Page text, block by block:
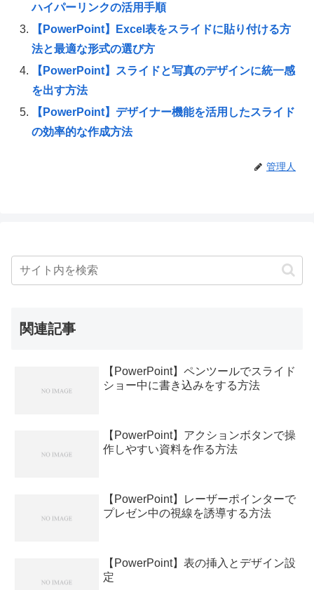
ハイパーリンクの活用手順
【PowerPoint】Excel表をスライドに貼り付ける方
法と最適な形式の選び方
【PowerPoint】スライドと写真のデザインに統一感
を出す方法
【PowerPoint】デザイナー機能を活用したスライド
の効率的な作成方法
管理人
関連記事
【PowerPoint】ペンツールでスライド
ショー中に書き込みをする方法
【PowerPoint】アクションボタンで操
作しやすい資料を作る方法
【PowerPoint】レーザーポインターで
プレゼン中の視線を誘導する方法
【PowerPoint】表の挿入とデザイン設
定